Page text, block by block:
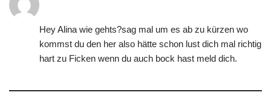
Hey Alina wie gehts?sag mal um es ab zu kürzen wo
kommst du den her also hätte schon lust dich mal richtig
hart zu Ficken wenn du auch bock hast meld dich.